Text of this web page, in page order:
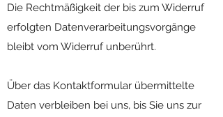
Die Rechtmäßigkeit der bis zum Widerruf
erfolgten Datenverarbeitungsvorgänge
bleibt vom Widerruf unberührt.
Über das Kontaktformular übermittelte
Daten verbleiben bei uns, bis Sie uns zur